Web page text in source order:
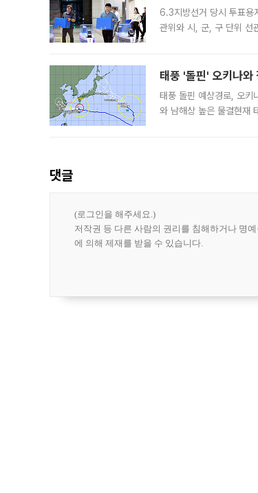
6.3지방선거 당시 투표용
관위와 시, 군, 구 단위 선
태풍 '돌핀' 오키나
태풍 돌핀 예상경로, 오키
와 남해상 높은 물결현재
댓글